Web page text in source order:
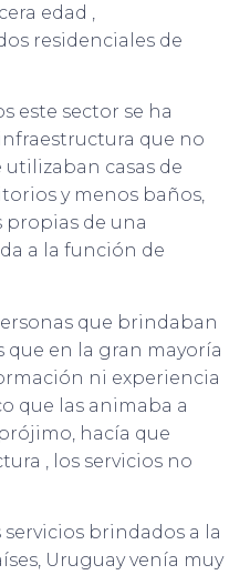
edad ,
residenciales de
este sector se ha
que no
utilizaban casas de
y menos baños,
propias de una
a la función de
que brindaban
que en la gran mayoría
ni experiencia
que las animaba a
hacía que
, los servicios no
brindados a la
Uruguay venía muy